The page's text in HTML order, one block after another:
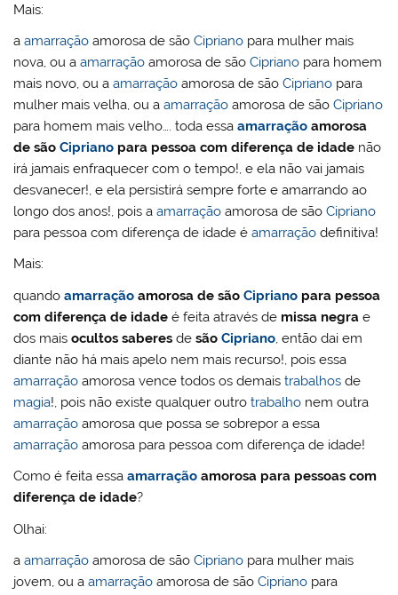
Mais:
aamarração amorosa de sãoCipriano para mulher mais
nova, ou aamarração amorosa de sãoCipriano para homem
mais novo, ou aamarração amorosa de sãoCipriano para
mulher mais velha, ou aamarração amorosa de sãoCipriano
para homem mais velho…. toda essaamarração amorosa
de sãoCipriano para pessoa com diferença de idade não
irá jamais enfraquecer com o tempo!, e ela não vai jamais
desvanecer!, e ela persistirá sempre forte e amarrando ao
longo dos anos!, pois aamarração amorosa de sãoCipriano
para pessoa com diferença de idade éamarração definitiva!
Mais:
quandoamarração amorosa de sãoCipriano para pessoa
com diferença de idade é feita através de missa negra e
dos maisocultos saberes desãoCipriano, então dai em
diante não há mais apelo nem mais recurso!, pois essa
amarração amorosa vence todos os demaistrabalhos de
magia!, pois não existe qualquer outrotrabalho nem outra
amarração amorosa que possa se sobrepor a essa
amarração amorosa para pessoa com diferença de idade!
Como é feita essaamarração amorosa para pessoas com
diferença de idade?
Olhai:
aamarração amorosa de sãoCipriano para mulher mais
jovem, ou aamarração amorosa de sãoCipriano para